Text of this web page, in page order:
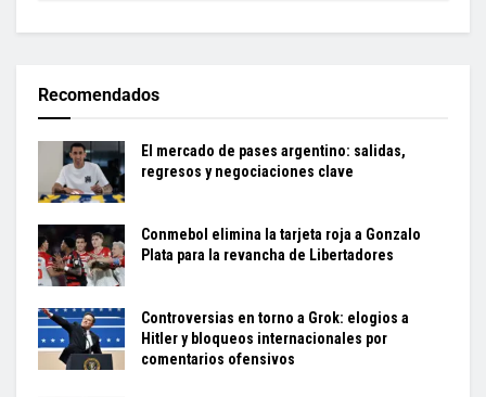
Recomendados
El mercado de pases argentino: salidas,
regresos y negociaciones clave
Conmebol elimina la tarjeta roja a Gonzalo
Plata para la revancha de Libertadores
Controversias en torno a Grok: elogios a
Hitler y bloqueos internacionales por
comentarios ofensivos